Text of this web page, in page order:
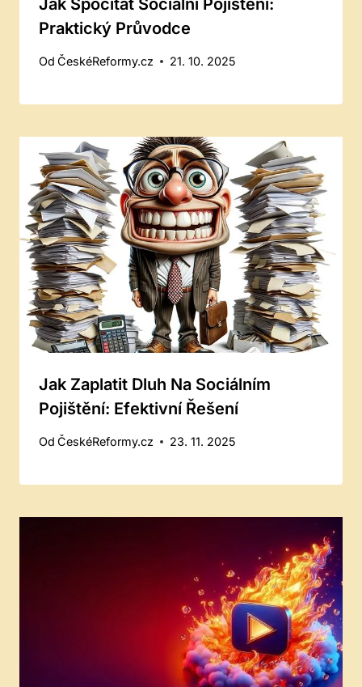
Praktický Průvodce
Od ČeskéReformy.cz 21. 10. 2025
Jak Zaplatit Dluh Na Sociálním
Pojištění: Efektivní Řešení
Od ČeskéReformy.cz 23. 11. 2025